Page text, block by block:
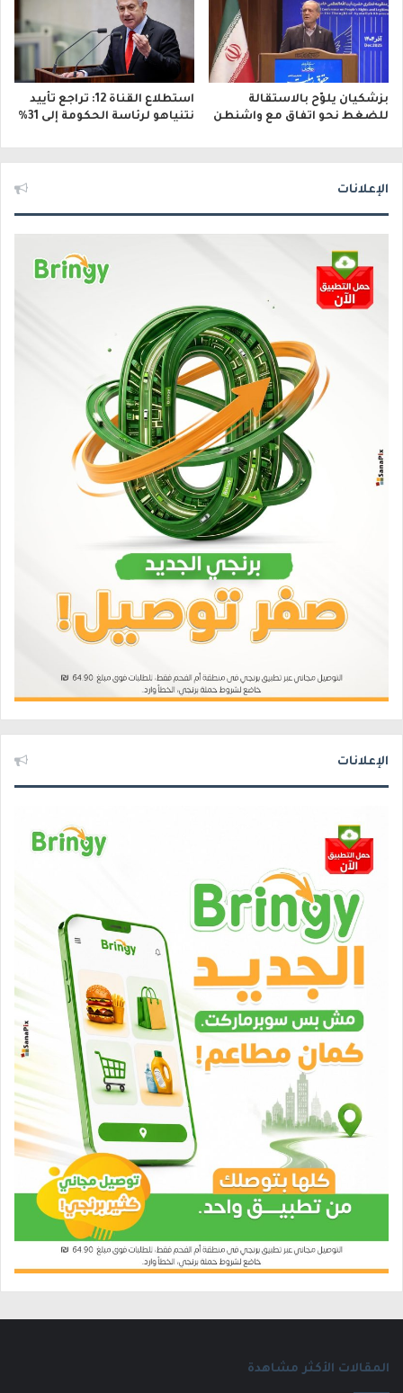
بزشكيان يلوّح بالاستقالة
للضغط نحو اتفاق مع واشنطن
استطلاع القناة 12: تراجع تأييد
نتنياهو لرئاسة الحكومة إلى 31%
الإعلانات
الإعلانات
المقالات الأكثر مشاهدة